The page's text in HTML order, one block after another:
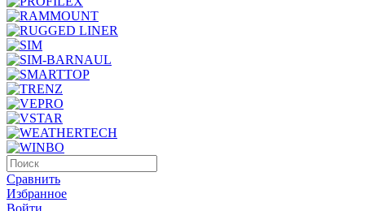
Сравнить
Избранное
Войти